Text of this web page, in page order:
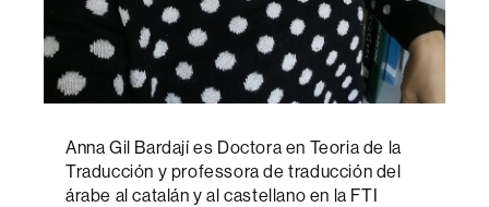
Anna Gil Bardají es Doctora en Teoria de la
Traducción y professora de traducción del
árabe al catalán y al castellano en la FTI